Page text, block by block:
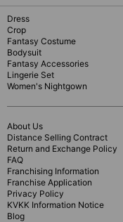
Dress
Crop
Fantasy Costume
Bodysuit
Fantasy Accessories
Lingerie Set
Women's Nightgown
About Us
Distance Selling Contract
Return and Exchange Policy
FAQ
Franchising Information
Franchise Application
Privacy Policy
KVKK Information Notice
Blog